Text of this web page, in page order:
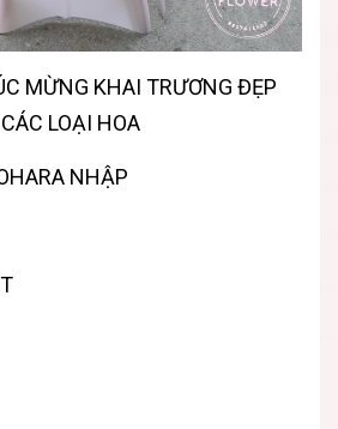
MỪNG KHAI TRƯƠNG ĐẸP
LOẠI HOA
NHẬP